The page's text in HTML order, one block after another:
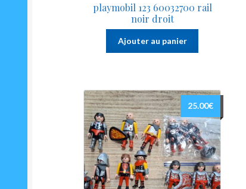
playmobil 123 60032700 rail
noir droit
Ajouter au panier
25.00€